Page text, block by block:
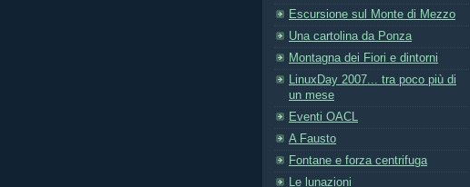
Escursione sul Monte di Mezzo
Una cartolina da Ponza
Montagna dei Fiori e dintorni
LinuxDay 2007... tra poco più di
un mese
Eventi OACL
A Fausto
Fontane e forza centrifuga
Le lunazioni